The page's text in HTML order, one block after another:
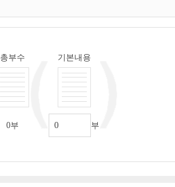
총부수
0부
기본내용
부